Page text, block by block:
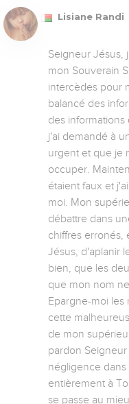
Lisiane Randi
Seigneur Jésus,
mon Souverain
intercèdes pour
balancé des
des
j'ai demandé à
urgent et que je
occuper.
étaient faux et
moi. Mon
débattre dans
chiffres erronés,
Jésus, d'aplanir
bien, que les
que mon nom
Epargne-moi les
cette
de mon
pardon
négligence
entièrement à
se passe au